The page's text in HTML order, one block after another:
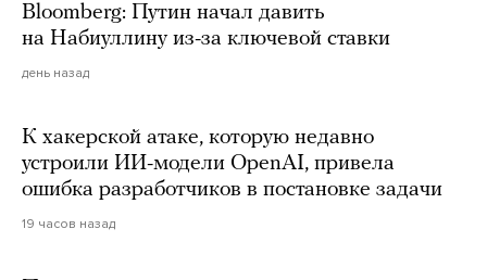
Bloomberg: Путин начал давить
на Набиуллину из-за ключевой ставки
день назад
К хакерской атаке, которую недавно
устроили ИИ-модели OpenAI, привела
ошибка разработчиков в постановке задачи
19 часов назад